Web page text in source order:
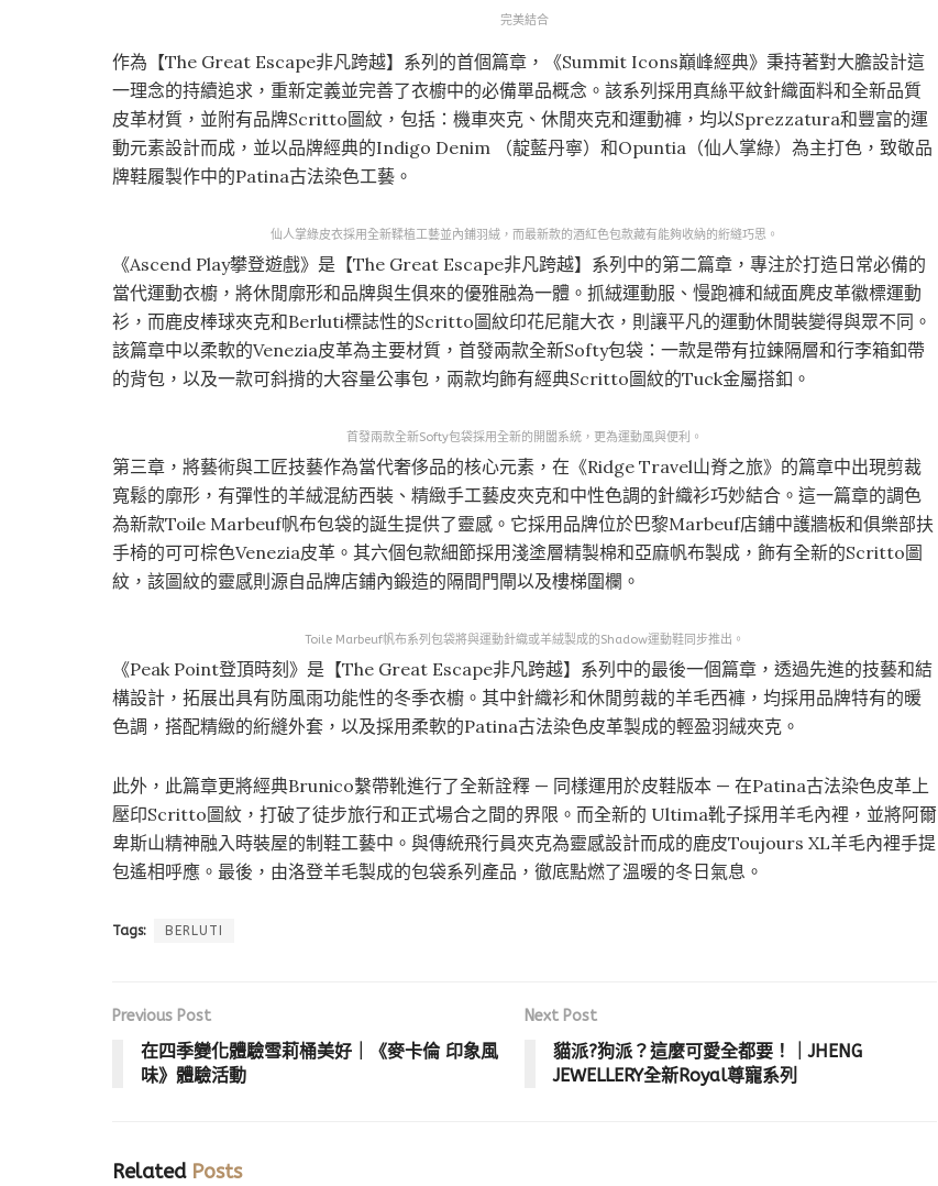
完美結合
作為【The Great Escape非凡跨越】系列的首個篇章，《Summit Icons巔峰經典》秉持著對大膽設計這
一理念的持續追求，重新定義並完善了衣櫥中的必備單品概念。該系列採用真絲平紋針織面料和全新品質
皮革材質，並附有品牌Scritto圖紋，包括：機車夾克、休閒夾克和運動褲，均以Sprezzatura和豐富的運
動元素設計而成，並以品牌經典的Indigo Denim （靛藍丹寧）和Opuntia（仙人掌綠）為主打色，致敬品
牌鞋履製作中的Patina古法染色工藝。
仙人掌綠皮衣採用全新鞣植工藝並內鋪羽絨，而最新款的酒紅色包款藏有能夠收納的絎縫巧思。
《Ascend Play攀登遊戲》是【The Great Escape非凡跨越】系列中的第二篇章，專注於打造日常必備的
當代運動衣櫥，將休閒廓形和品牌與生俱來的優雅融為一體。抓絨運動服、慢跑褲和絨面麂皮革徽標運動
衫，而鹿皮棒球夾克和Berluti標誌性的Scritto圖紋印花尼龍大衣，則讓平凡的運動休閒裝變得與眾不同。
該篇章中以柔軟的Venezia皮革為主要材質，首發兩款全新Softy包袋：一款是帶有拉鍊隔層和行李箱釦帶
的背包，以及一款可斜揹的大容量公事包，兩款均飾有經典Scritto圖紋的Tuck金屬搭釦。
首發兩款全新Softy包袋採用全新的開闔系統，更為運動風與便利。
第三章，將藝術與工匠技藝作為當代奢侈品的核心元素，在《Ridge Travel山脊之旅》的篇章中出現剪裁
寬鬆的廓形，有彈性的羊絨混紡西裝、精緻手工藝皮夾克和中性色調的針織衫巧妙結合。這一篇章的調色
為新款Toile Marbeuf帆布包袋的誕生提供了靈感。它採用品牌位於巴黎Marbeuf店鋪中護牆板和俱樂部扶
手椅的可可棕色Venezia皮革。其六個包款細節採用淺塗層精製棉和亞麻帆布製成，飾有全新的Scritto圖
紋，該圖紋的靈感則源自品牌店鋪內鍛造的隔間門閘以及樓梯圍欄。
Toile Marbeuf帆布系列包袋將與運動針織或羊絨製成的Shadow運動鞋同步推出。
《Peak Point登頂時刻》是【The Great Escape非凡跨越】系列中的最後一個篇章，透過先進的技藝和結
構設計，拓展出具有防風雨功能性的冬季衣櫥。其中針織衫和休閒剪裁的羊毛西褲，均採用品牌特有的暖
色調，搭配精緻的絎縫外套，以及採用柔軟的Patina古法染色皮革製成的輕盈羽絨夾克。
此外，此篇章更將經典Brunico繫帶靴進行了全新詮釋 — 同樣運用於皮鞋版本 — 在Patina古法染色皮革上
壓印Scritto圖紋，打破了徒步旅行和正式場合之間的界限。而全新的 Ultima靴子採用羊毛內裡，並將阿爾
卑斯山精神融入時裝屋的制鞋工藝中。與傳統飛行員夾克為靈感設計而成的鹿皮Toujours XL羊毛內裡手提
包遙相呼應。最後，由洛登羊毛製成的包袋系列產品，徹底點燃了溫暖的冬日氣息。
Tags: BERLUTI
Previous Post
在四季變化體驗雪莉桶美好｜《麥卡倫 印象風
味》體驗活動
Next Post
貓派?狗派？這麼可愛全都要！｜JHENG
JEWELLERY全新Royal尊寵系列
RelatedPosts